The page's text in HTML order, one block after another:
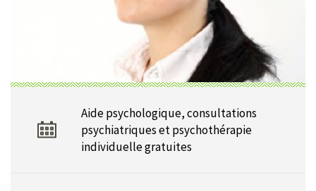
Aide psychologique, consultations
psychiatriques et psychothérapie
individuelle gratuites